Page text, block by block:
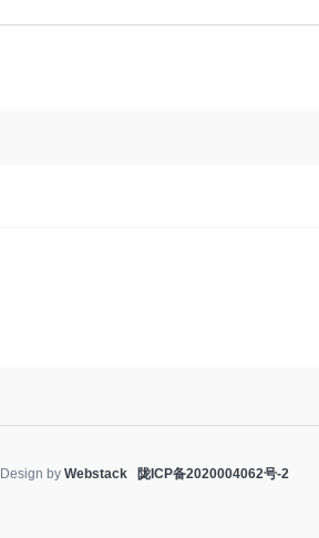
Design by Webstack 陇ICP备2020004062号-2